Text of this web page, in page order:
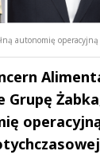
autonomię
Grupę